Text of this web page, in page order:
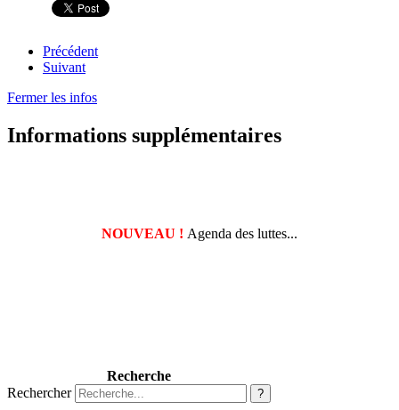
Précédent
Suivant
Fermer les infos
Informations supplémentaires
NOUVEAU ! Agenda des luttes...
Recherche
Rechercher
?